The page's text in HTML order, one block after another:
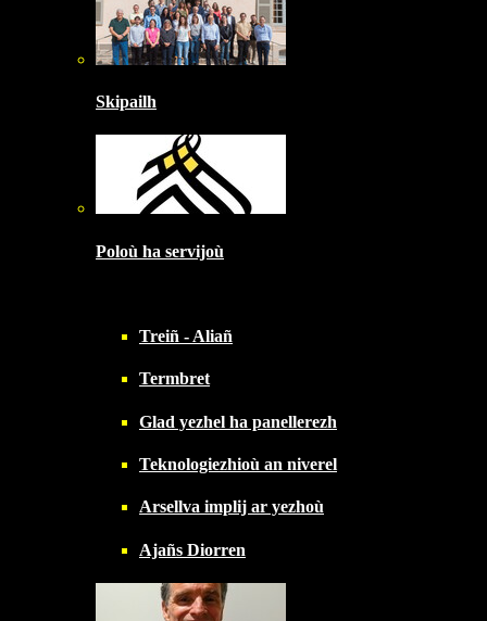
Skipailh
Poloù ha servijoù
Treiñ - Aliañ
Termbret
Glad yezhel ha panellerezh
Teknologiezhioù an niverel
Arsellva implij ar yezhoù
Ajañs Diorren